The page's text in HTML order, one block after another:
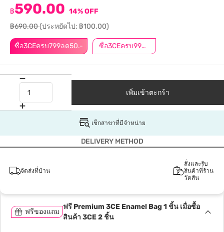
ซื้อ3CEครบ799ลด50.- ซื้อ3CEครบ999ลด50.-
฿590.00 14% OFF
฿690.00(ประหยัดไป: ฿100.00)
เพิ่มเข้าตะกร้า
เช็กสาขาที่มีจำหน่าย
DELIVERY METHOD
จัดส่งที่บ้าน
สั่งและรับ
สินค้าที่ร้าน
วัตสัน
ฟรีของแถม
ฟรี Premium 3CE Enamel Bag 1 ชิ้น เมื่อซื้อ
สินค้า 3CE 2 ชิ้น